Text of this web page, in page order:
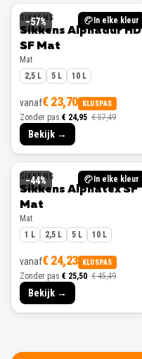
−57% In elke kleur
SIKKENS
Sikkens Alphadur HD
SF Mat
Mat
2,5 L
5 L 10 L
vanaf€ 23,70 KLUSPAS
Zonder pas € 24,95 € 57,49
Bekijk →
−44% In elke kleur
SIKKENS
Sikkens Alphatex SF
Mat
Mat
1 L
2,5 L 5 L 10 L
vanaf€ 24,23 KLUSPAS
Zonder pas € 25,50 € 45,49
Bekijk →